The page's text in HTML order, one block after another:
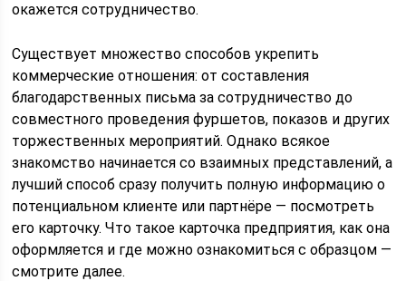
окажется сотрудничество.
Существует множество способов укрепить
коммерческие отношения: от составления
благодарственных письма за сотрудничество до
совместного проведения фуршетов, показов и других
торжественных мероприятий. Однако всякое
знакомство начинается со взаимных представлений, а
лучший способ сразу получить полную информацию о
потенциальном клиенте или партнёре — посмотреть
его карточку. Что такое карточка предприятия, как она
оформляется и где можно ознакомиться с образцом —
смотрите далее.